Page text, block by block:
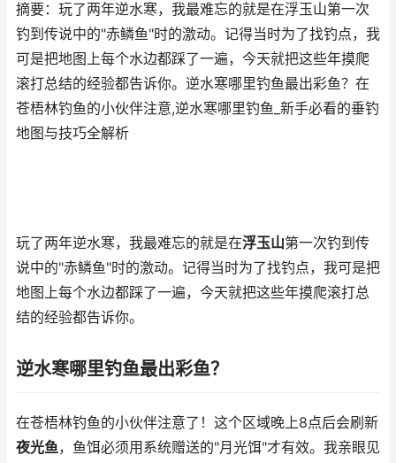
摘要：玩了两年逆水寒，我最难忘的就是在浮玉山第一次
钓到传说中的"赤鳞鱼"时的激动。记得当时为了找钓点，我
可是把地图上每个水边都踩了一遍，今天就把这些年摸爬
滚打总结的经验都告诉你。逆水寒哪里钓鱼最出彩鱼？在
苍梧林钓鱼的小伙伴注意,逆水寒哪里钓鱼_新手必看的垂钓
地图与技巧全解析
玩了两年逆水寒，我最难忘的就是在浮玉山第一次钓到传
说中的"赤鳞鱼"时的激动。记得当时为了找钓点，我可是把
地图上每个水边都踩了一遍，今天就把这些年摸爬滚打总
结的经验都告诉你。
逆水寒哪里钓鱼最出彩鱼？
在苍梧林钓鱼的小伙伴注意了！这个区域晚上8点后会刷新
夜光鱼，鱼饵必须用系统赠送的"月光饵"才有效。我亲眼见